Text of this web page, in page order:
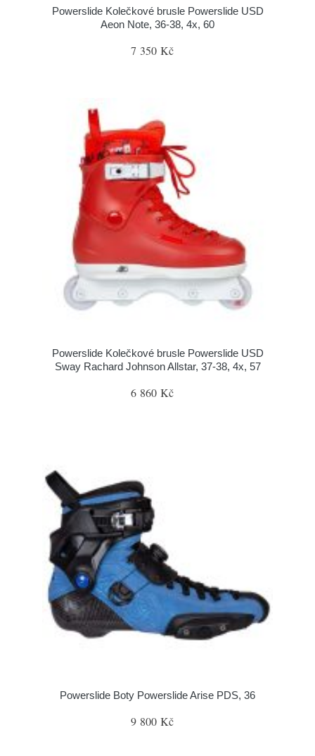
Powerslide Kolečkové brusle Powerslide USD
Aeon Note, 36-38, 4x, 60
7 350 Kč
Powerslide Kolečkové brusle Powerslide USD
Sway Rachard Johnson Allstar, 37-38, 4x, 57
6 860 Kč
Powerslide Boty Powerslide Arise PDS, 36
9 800 Kč